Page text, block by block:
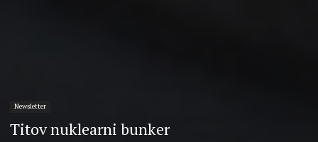
Newsletter
Titov nuklearni bunker